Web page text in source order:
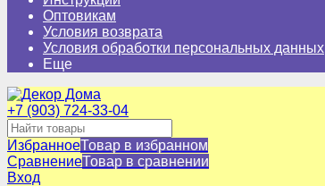
Оптовикам
Условия возврата
Условия обработки персональных данных
Еще
+7 (903) 724-33-04
ИзбранноеТовар в избранном
СравнениеТовар в сравнении
Вход